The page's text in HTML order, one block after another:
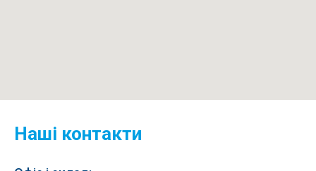
Наші контакти